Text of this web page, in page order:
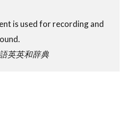
is used for recording and
英英和辞典